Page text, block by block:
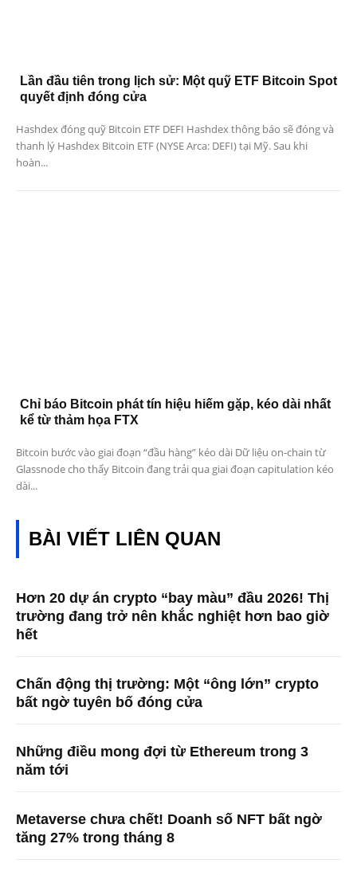
Lần đầu tiên trong lịch sử: Một quỹ ETF Bitcoin Spot
quyết định đóng cửa
Hashdex đóng quỹ Bitcoin ETF DEFI Hashdex thông báo sẽ đóng và
thanh lý Hashdex Bitcoin ETF (NYSE Arca: DEFI) tại Mỹ. Sau khi
hoàn...
Chỉ báo Bitcoin phát tín hiệu hiếm gặp, kéo dài nhất
kể từ thảm họa FTX
Bitcoin bước vào giai đoạn “đầu hàng” kéo dài Dữ liệu on-chain từ
Glassnode cho thấy Bitcoin đang trải qua giai đoạn capitulation kéo
dài...
BÀI VIẾT LIÊN QUAN
Hơn 20 dự án crypto “bay màu” đầu 2026! Thị
trường đang trở nên khắc nghiệt hơn bao giờ
hết
Chấn động thị trường: Một “ông lớn” crypto
bất ngờ tuyên bố đóng cửa
Những điều mong đợi từ Ethereum trong 3
năm tới
Metaverse chưa chết! Doanh số NFT bất ngờ
tăng 27% trong tháng 8